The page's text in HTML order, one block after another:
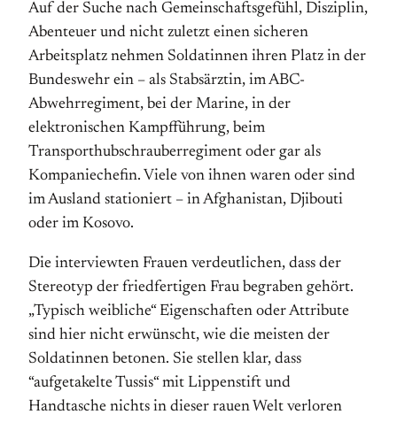
Auf der Suche nach Gemeinschaftsgefühl, Disziplin,
Abenteuer und nicht zuletzt einen sicheren
Arbeitsplatz nehmen Soldatinnen ihren Platz in der
Bundeswehr ein – als Stabsärztin, im ABC-
Abwehrregiment, bei der Marine, in der
elektronischen Kampfführung, beim
Transporthubschrauberregiment oder gar als
Kompaniechefin. Viele von ihnen waren oder sind
im Ausland stationiert – in Afghanistan, Djibouti
oder im Kosovo.
Die interviewten Frauen verdeutlichen, dass der
Stereotyp der friedfertigen Frau begraben gehört.
„Typisch weibliche“ Eigenschaften oder Attribute
sind hier nicht erwünscht, wie die meisten der
Soldatinnen betonen. Sie stellen klar, dass
“aufgetakelte Tussis“ mit Lippenstift und
Handtasche nichts in dieser rauen Welt verloren